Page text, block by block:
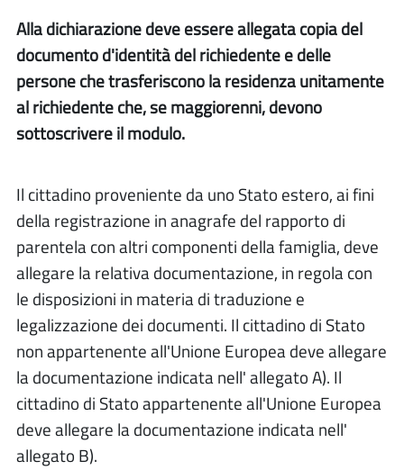
Alla dichiarazione deve essere allegata copia del
documento d'identità del richiedente e delle
persone che trasferiscono la residenza unitamente
al richiedente che, se maggiorenni, devono
sottoscrivere il modulo.
Il cittadino proveniente da uno Stato estero, ai fini
della registrazione in anagrafe del rapporto di
parentela con altri componenti della famiglia, deve
allegare la relativa documentazione, in regola con
le disposizioni in materia di traduzione e
legalizzazione dei documenti. Il cittadino di Stato
non appartenente all'Unione Europea deve allegare
la documentazione indicata nell' allegato A). Il
cittadino di Stato appartenente all'Unione Europea
deve allegare la documentazione indicata nell'
allegato B).